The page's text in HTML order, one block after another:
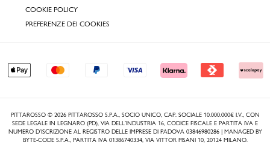
COOKIE POLICY
PREFERENZE DEI COOKIES
PITTAROSSO © 2026 PITTAROSSO S.P.A., SOCIO UNICO, CAP. SOCIALE 10.000.000€ I.V., CON
SEDE LEGALE IN LEGNARO (PD), VIA DELL’INDUSTRIA 16, CODICE FISCALE E PARTITA IVA E
NUMERO D’ISCRIZIONE AL REGISTRO DELLE IMPRESE DI PADOVA 03846980286 | MANAGED BY
BYTE-CODE S.P.A., PARTITA IVA 01386740334, VIA VITTOR PISANI 10, 20124 MILANO.